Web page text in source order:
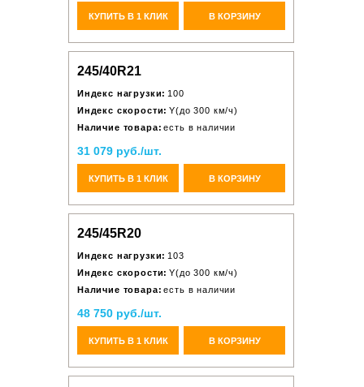
КУПИТЬ В 1 КЛИК В КОРЗИНУ
245/40R21
Индекс нагрузки: 100
Индекс скорости: Y(до 300 км/ч)
Наличие товара: есть в наличии
31 079 руб./шт.
КУПИТЬ В 1 КЛИК В КОРЗИНУ
245/45R20
Индекс нагрузки: 103
Индекс скорости: Y(до 300 км/ч)
Наличие товара: есть в наличии
48 750 руб./шт.
КУПИТЬ В 1 КЛИК В КОРЗИНУ